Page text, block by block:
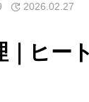
2026.02.27
｜ヒー